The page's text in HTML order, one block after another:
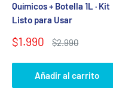
Químicos + Botella 1L · Kit
Listo para Usar
Precio
venta
$1.990
Precio
$2.990
Añadir al carrito